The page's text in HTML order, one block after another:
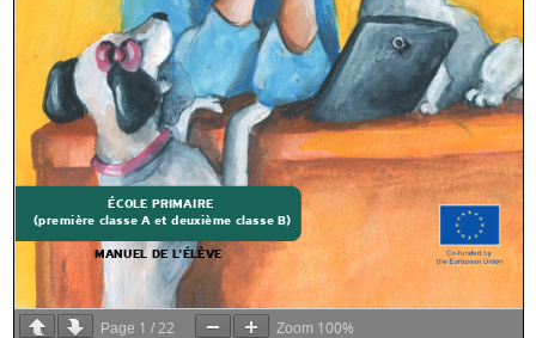
Page 1 / 22 Zoom 100%